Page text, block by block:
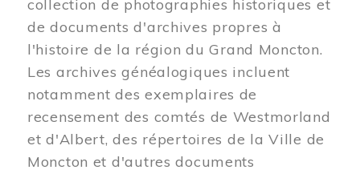
collection de photographies historiques et
de documents d'archives propres à
l'histoire de la région du Grand Moncton.
Les archives généalogiques incluent
notamment des exemplaires de
recensement des comtés de Westmorland
et d'Albert, des répertoires de la Ville de
Moncton et d'autres documents